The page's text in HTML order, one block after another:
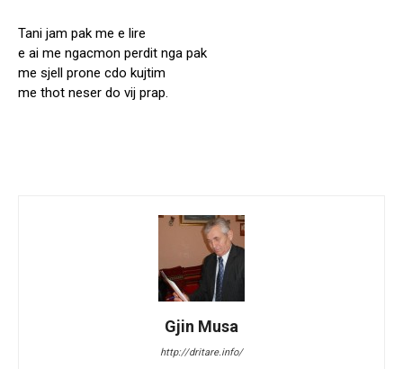
Tani jam pak me e lire
e ai me ngacmon perdit nga pak
me sjell prone cdo kujtim
me thot neser do vij prap.
Gjin Musa
http://dritare.info/